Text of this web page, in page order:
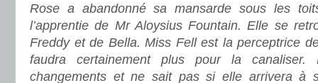
Rose a abandonné sa mansarde sous les
l’apprentie de Mr Aloysius Fountain. Elle se
Freddy et de Bella. Miss Fell est la perceptrice
faudra certainement plus pour la
changements et ne sait pas si elle arrivera à